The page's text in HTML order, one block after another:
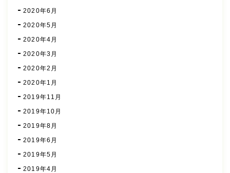
2020年6月
2020年5月
2020年4月
2020年3月
2020年2月
2020年1月
2019年11月
2019年10月
2019年8月
2019年6月
2019年5月
2019年4月